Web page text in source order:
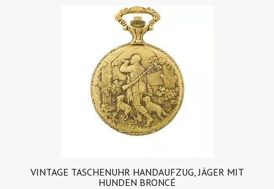
VINTAGE TASCHENUHR HANDAUFZUG, JÄGER MIT
HUNDEN BRONCÉ